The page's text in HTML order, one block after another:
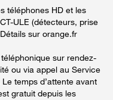
téléphones HD et les
ULE (détecteurs, prise
sur orange.fr
sur rendez-
ou via appel au Service
temps d’attente avant
gratuit depuis les